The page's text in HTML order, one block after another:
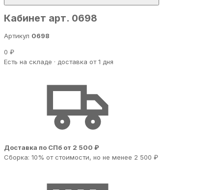
Кабинет арт. 0698
Артикул 0698
0 ₽
Есть на складе · доставка от 1 дня
Доставка по СПб от 2 500 ₽
Сборка: 10% от стоимости, но не менее 2 500 ₽